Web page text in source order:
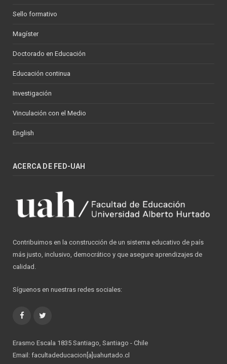
Sello formativo
Magíster
Doctorado en Educación
Educación continua
Investigación
Vinculación con el Medio
English
ACERCA DE FED-UAH
Contribuimos en la construcción de un sistema educativo de país
más justo, inclusivo, democrático y que asegure aprendizajes de
calidad.
Síguenos en nuestras redes sociales:
Facebook
Erasmo Escala 1835 Santiago, Santiago - Chile
Email: facultadeducacion[a]uahurtado.cl